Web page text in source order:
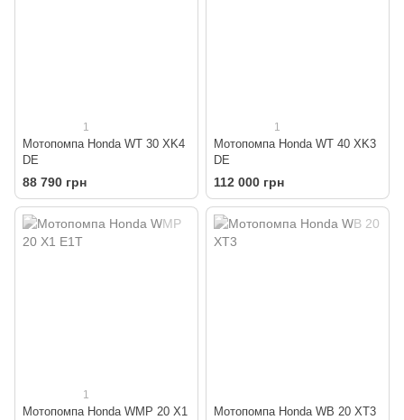
1
Мотопомпа Honda WT 30 XK4
DE
88 790 грн
1
Мотопомпа Honda WT 40 XK3
DE
112 000 грн
1
Мотопомпа Honda WMP 20 X1
Мотопомпа Honda WB 20 XT3